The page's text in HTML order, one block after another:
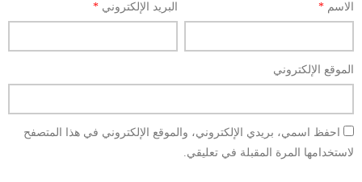
الاسم * البريد الإلكتروني*
الموقع الإلكتروني
احفظ اسمي، بريدي الإلكتروني، والموقع الإلكتروني في هذا المتصفح
لاستخدامها المرة المقبلة في تعليقي.